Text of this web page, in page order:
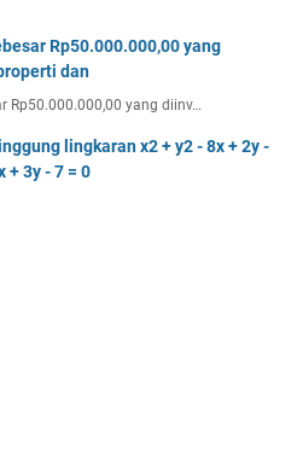
Rp50.000.000,00 yang
dan
Rp50.000.000,00 yang diinv…
lingkaran x2 + y2 - 8x + 2y -
+ 3y - 7 = 0